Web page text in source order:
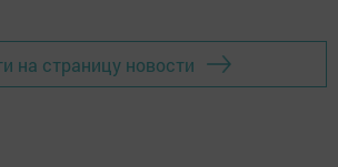
на страницу новости